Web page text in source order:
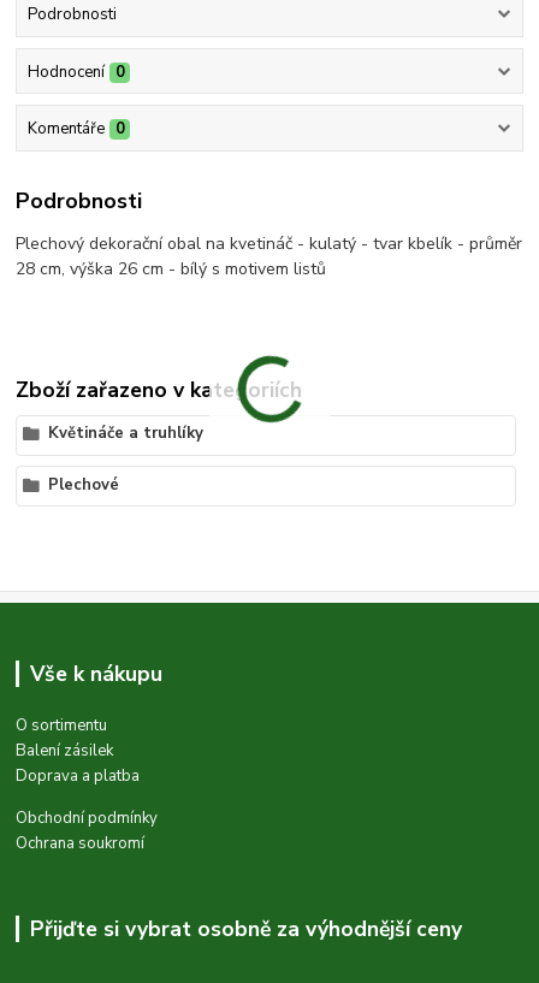
Podrobnosti
Hodnocení 0
Komentáře 0
Podrobnosti
Plechový dekorační obal na kvetináč - kulatý - tvar kbelík - průměr
28 cm, výška 26 cm - bílý s motivem listů
Zboží zařazeno v kategoriích
Květináče a truhlíky
Plechové
Vše k nákupu
O sortimentu
Balení zásilek
Doprava a platba
Obchodní podmínky
Ochrana soukromí
Přijďte si vybrat osobně za výhodnější ceny